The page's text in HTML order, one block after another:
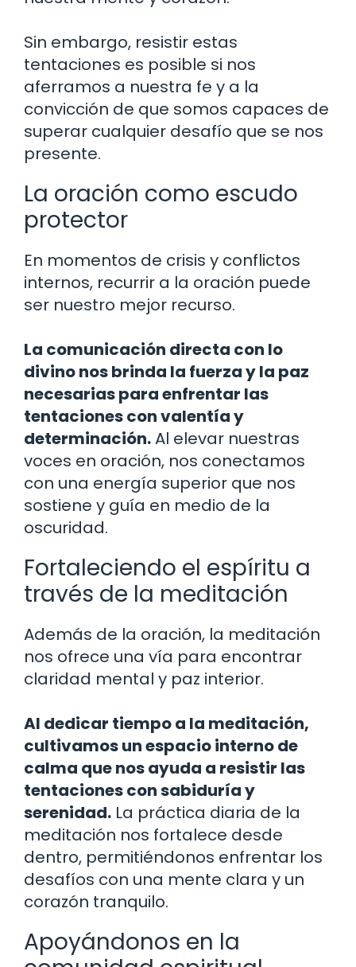
Sin embargo, resistir estas
tentaciones es posible si nos
aferramos a nuestra fe y a la
convicción de que somos capaces de
superar cualquier desafío que se nos
presente.
La oración como escudo
protector
En momentos de crisis y conflictos
internos, recurrir a la oración puede
ser nuestro mejor recurso.
La comunicación directa con lo
divino nos brinda la fuerza y ​​la paz
necesarias para enfrentar las
tentaciones con valentía y
determinación.Al elevar nuestras
voces en oración, nos conectamos
con una energía superior que nos
sostiene y guía en medio de la
oscuridad.
Fortaleciendo el espíritu a
través de la meditación
Además de la oración, la meditación
nos ofrece una vía para encontrar
claridad mental y paz interior.
Al dedicar tiempo a la meditación,
cultivamos un espacio interno de
calma que nos ayuda a resistir las
tentaciones con sabiduría y
serenidad. La práctica diaria de la
meditación nos fortalece desde
dentro, permitiéndonos enfrentar los
desafíos con una mente clara y un
corazón tranquilo.
Apoyándonos en la